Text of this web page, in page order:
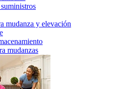
mudanza y elevación
mudanzas